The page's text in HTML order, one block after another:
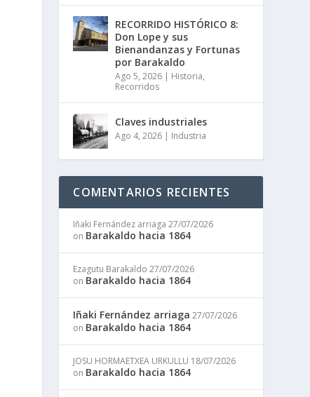
RECORRIDO HISTÓRICO 8:
Don Lope y sus
Bienandanzas y Fortunas
por Barakaldo
Ago 5, 2026 | Historia,
Recorridos
Claves industriales
Ago 4, 2026 | Industria
COMENTARIOS RECIENTES
Iñaki Fernández arriaga 27/07/2026
on Barakaldo hacia 1864
Ezagutu Barakaldo 27/07/2026
on Barakaldo hacia 1864
Iñaki Fernández arriaga 27/07/2026
on Barakaldo hacia 1864
JOSU HORMAETXEA URKULLU 18/07/2026
on Barakaldo hacia 1864